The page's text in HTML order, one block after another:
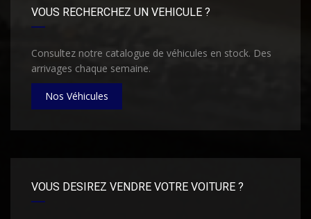
VOUS RECHERCHEZ UN VEHICULE ?
Consultez notre catalogue de véhicules en stock. Des
arrivages chaque semaine.
Nos Véhicules
VOUS DESIREZ VENDRE VOTRE VOITURE ?